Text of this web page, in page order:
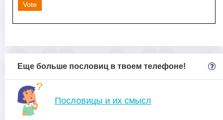
Vote
Еще больше пословиц в твоем телефоне!
Пословицы и их смысл